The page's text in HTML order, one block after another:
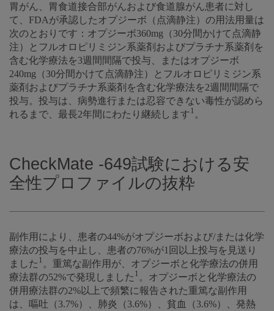
胃がん、胃食道接合部がんおよび食道腺がん患者に対し
て、FDAが承認したオプジーボ（点滴静注）の用法用量は
次のとおりです：オプジーボ360mg（30分間かけて点滴静
注）とフルオロピリミジン系薬剤およびプラチナ系薬剤を
含む化学療法を3週間間隔で投与、またはオプジーボ
240mg（30分間かけて点滴静注）とフルオロピリミジン系
薬剤およびプラチナ系薬剤を含む化学療法を2週間間隔で
投与。投与は、病勢進行または忍容できない毒性が認めら
れるまで、最長2年間にわたり継続します1 。
CheckMate -649試験における安
全性プロファイルの抜粋
副作用により、患者の44%がオプジーボおよび/または化学
療法の投与を中止し、患者の76%が1回以上投与を見送り
ました 1 。重篤な副作用が、オプジーボと化学療法の併用
療法群の52%で発現しました 1 。オプジーボと化学療法の
併用療法群の2%以上で頻繁に報告された重篤な副作用
は、嘔吐（3.7%）、肺炎（3.6%）、貧血（3.6%）、発熱